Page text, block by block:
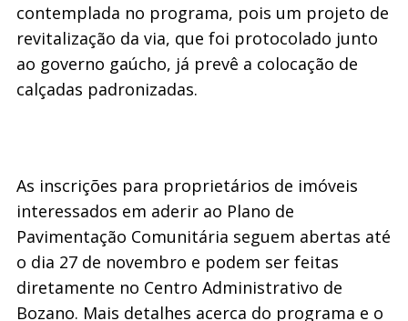
contemplada no programa, pois um projeto de
revitalização da via, que foi protocolado junto
ao governo gaúcho, já prevê a colocação de
calçadas padronizadas.
As inscrições para proprietários de imóveis
interessados em aderir ao Plano de
Pavimentação Comunitária seguem abertas até
o dia 27 de novembro e podem ser feitas
diretamente no Centro Administrativo de
Bozano. Mais detalhes acerca do programa e o